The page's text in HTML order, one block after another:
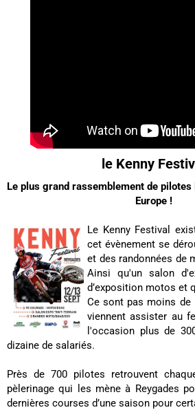
le Kenny
Le plus grand rassemblement de
Europe !
Le Kenny Festival
cet évènement se
et des randonnées de
Ainsi qu'un salon
d’exposition motos et
Ce sont pas moins de
viennent assister au
l'occasion plus de
dizaine de salariés.
Près de 700 pilotes retrouvent
pèlerinage qui les mène à Reygades
dernières courses d’une saison pour